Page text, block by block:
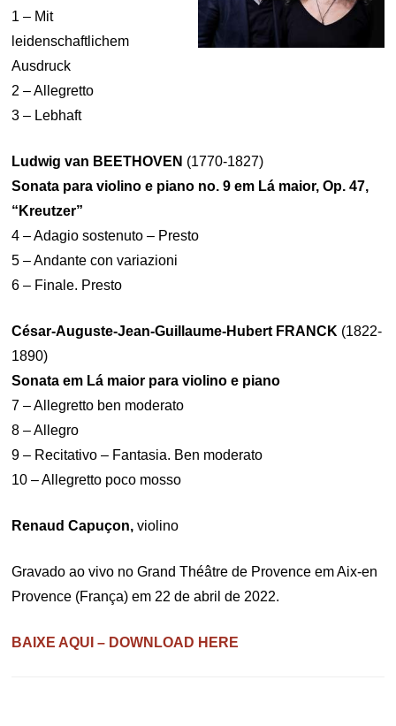
1 – Mit
leidenschaftlichem
Ausdruck
2 – Allegretto
3 – Lebhaft
Ludwig van BEETHOVEN (1770-1827)
Sonata para violino e piano no. 9 em Lá maior, Op. 47,
“Kreutzer”
4 – Adagio sostenuto – Presto
5 – Andante con variazioni
6 – Finale. Presto
César-Auguste-Jean-Guillaume-Hubert FRANCK (1822-
1890)
Sonata em Lá maior para violino e piano
7 – Allegretto ben moderato
8 – Allegro
9 – Recitativo – Fantasia. Ben moderato
10 – Allegretto poco mosso
Renaud Capuçon, violino
Gravado ao vivo no Grand Théâtre de Provence em Aix-en
Provence (França) em 22 de abril de 2022.
BAIXE AQUI – DOWNLOAD HERE